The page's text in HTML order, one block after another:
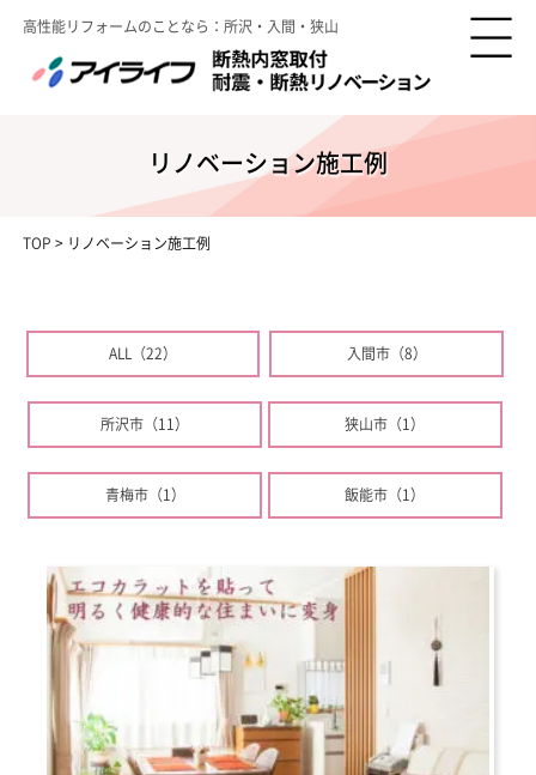
高性能リフォームのことなら：所沢・入間・狭山
リノベーション施工例
TOP > リノベーション施工例
ALL（22） 入間市（8）
所沢市（11） 狭山市（1）
青梅市（1） 飯能市（1）